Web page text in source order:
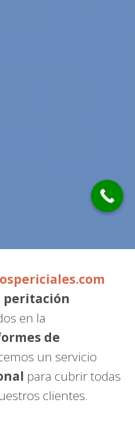
peritación
en la
de
un servicio
para cubrir todas
clientes.